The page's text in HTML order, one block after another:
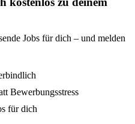
Jobs für dich – und melden
Bewerbungsstress
für dich